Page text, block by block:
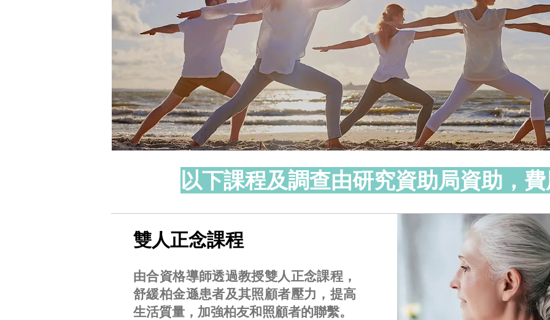
以下課程及調查由研究資助局資助，
雙人​正念課程
由合資格導師透過教授雙人正念課程，
舒緩柏金遜患者及其照顧者壓力， 提高
生活質量，加強柏友和照顧者的聯繫。